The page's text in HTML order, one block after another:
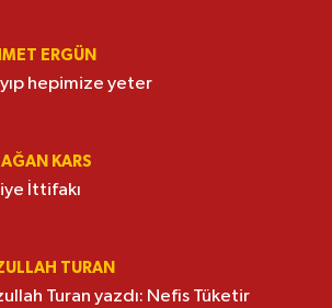
ERGÜN
hepimize yeter
KARS
İttifakı
TURAN
Turan yazdı: Nefis Tüketir